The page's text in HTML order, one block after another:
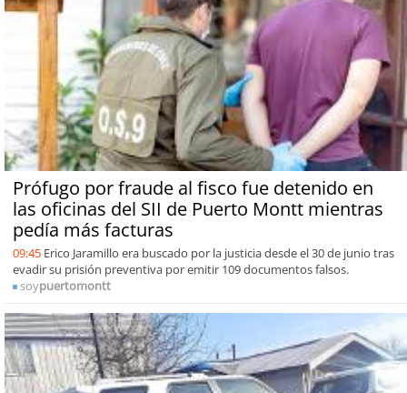
Prófugo por fraude al fisco fue detenido en
las oficinas del SII de Puerto Montt mientras
pedía más facturas
09:45 Erico Jaramillo era buscado por la justicia desde el 30 de junio tras
evadir su prisión preventiva por emitir 109 documentos falsos.
soypuertomontt